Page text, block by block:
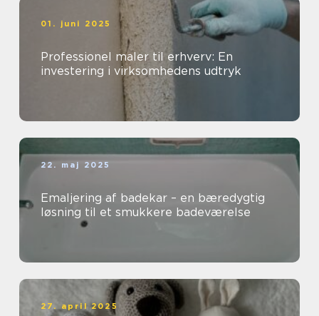
01. juni 2025
Professionel maler til erhverv: En
investering i virksomhedens udtryk
22. maj 2025
Emaljering af badekar – en bæredygtig
løsning til et smukkere badeværelse
27. april 2025